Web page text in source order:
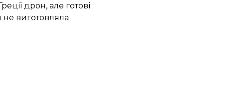
дрон, але готові
виготовляла